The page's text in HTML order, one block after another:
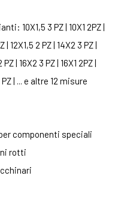
10X1,5 3 PZ | 10X1 2PZ |
| 12X1,5 2 PZ | 14X2 3 PZ |
| 16X2 3 PZ | 16X1 2PZ |
PZ | ... e altre 12 misure
componenti speciali
rotti